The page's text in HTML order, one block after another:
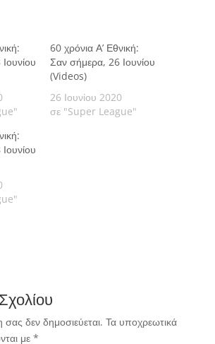
60 χρόνια Α’ Εθνική:
Σαν σήμερα, 26 Ιουνίου
(Videos)
26 Ιουνίου 2020
σε "Super League"
δεν δημοσιεύεται. Τα υποχρεωτικά
με *